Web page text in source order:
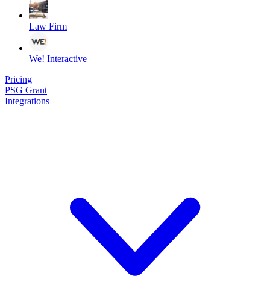
Law Firm
We! Interactive
Pricing
PSG Grant
Integrations